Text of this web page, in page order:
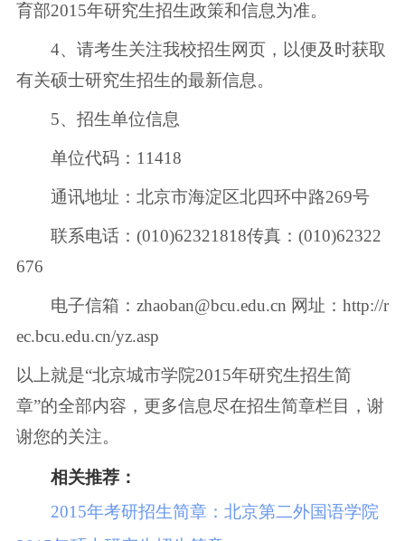
育部2015年研究生招生政策和信息为准。
4、请考生关注我校招生网页，以便及时获取
有关硕士研究生招生的最新信息。
5、招生单位信息
单位代码：11418
通讯地址：北京市海淀区北四环中路269号
联系电话：(010)62321818传真：(010)62322
676
电子信箱：zhaoban@bcu.edu.cn 网址：http://r
ec.bcu.edu.cn/yz.asp
以上就是“北京城市学院2015年研究生招生简
章”的全部内容，更多信息尽在招生简章栏目，谢
谢您的关注。
相关推荐：
2015年考研招生简章：北京第二外国语学院